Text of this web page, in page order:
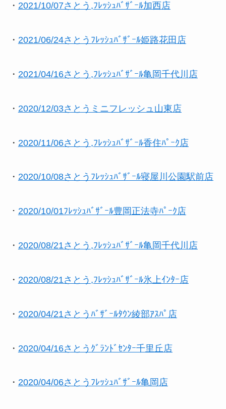
・ 2021/10/07さとう,ﾌﾚｯｼｭﾊﾞｻﾞｰﾙ加西店
・ 2021/06/24さとうﾌﾚｯｼｭﾊﾞｻﾞｰﾙ姫路花田店
・ 2021/04/16さとう,ﾌﾚｯｼｭﾊﾞｻﾞｰﾙ亀岡千代川店
・ 2020/12/03さとうミニフレッシュ山東店
・ 2020/11/06さとう,ﾌﾚｯｼｭﾊﾞｻﾞｰﾙ香住ﾊﾟｰｸ店
・ 2020/10/08さとうﾌﾚｯｼｭﾊﾞｻﾞｰﾙ寝屋川公園駅前店
・ 2020/10/01ﾌﾚｯｼｭﾊﾞｻﾞｰﾙ豊岡正法寺ﾊﾟｰｸ店
・ 2020/08/21さとう,ﾌﾚｯｼｭﾊﾞｻﾞｰﾙ亀岡千代川店
・ 2020/08/21さとう,ﾌﾚｯｼｭﾊﾞｻﾞｰﾙ氷上ｲﾝﾀｰ店
・ 2020/04/21さとうﾊﾞｻﾞｰﾙﾀｳﾝ綾部ｱｽﾊﾟ店
・ 2020/04/16さとうｸﾞﾗﾝﾄﾞｾﾝﾀｰ千里丘店
・ 2020/04/06さとうﾌﾚｯｼｭﾊﾞｻﾞｰﾙ亀岡店